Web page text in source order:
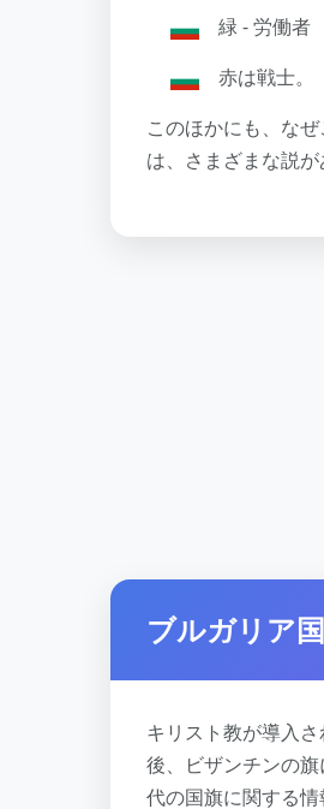
緑 - 労働者
赤は戦士。
このほかにも、な
は、さまざまな説が
ブルガリア
キリスト教が導入
後、ビザンチンの
代の国旗に関する